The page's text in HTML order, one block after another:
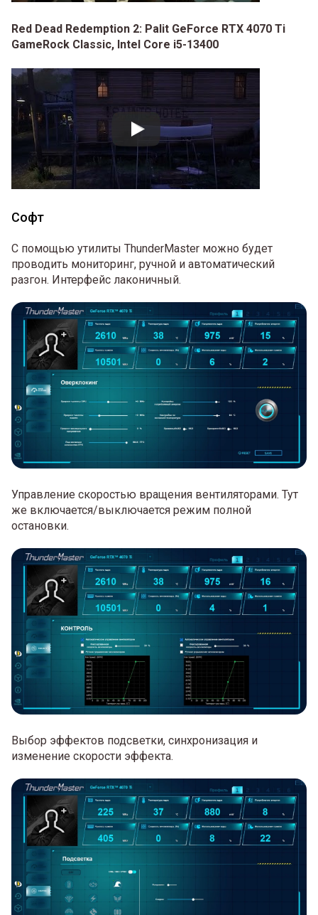
Red Dead Redemption 2: Palit GeForce RTX 4070 Ti
GameRock Classic, Intel Core i5-13400
Софт
С помощью утилиты ThunderMaster можно будет
проводить мониторинг, ручной и автоматический
разгон. Интерфейс лаконичный.
Управление скоростью вращения вентиляторами. Тут
же включается/выключается режим полной
остановки.
Выбор эффектов подсветки, синхронизация и
изменение скорости эффекта.